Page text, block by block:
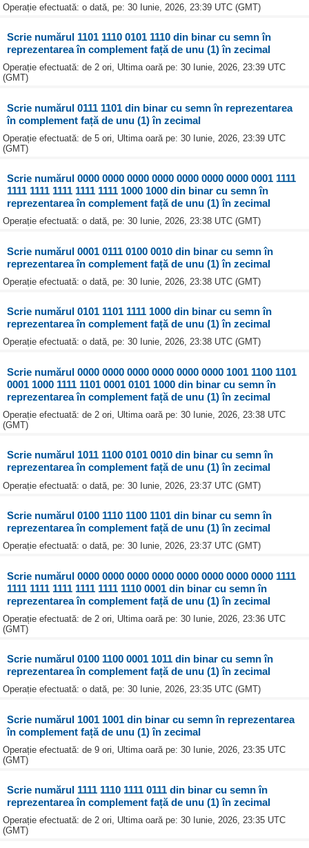
Operație efectuată: o dată, pe: 30 Iunie, 2026, 23:39 UTC (GMT)
Scrie numărul 1101 1110 0101 1110 din binar cu semn în
reprezentarea în complement față de unu (1) în zecimal
Operație efectuată: de 2 ori, Ultima oară pe: 30 Iunie, 2026, 23:39 UTC
(GMT)
Scrie numărul 0111 1101 din binar cu semn în reprezentarea
în complement față de unu (1) în zecimal
Operație efectuată: de 5 ori, Ultima oară pe: 30 Iunie, 2026, 23:39 UTC
(GMT)
Scrie numărul 0000 0000 0000 0000 0000 0000 0000 0001 1111
1111 1111 1111 1111 1111 1000 1000 din binar cu semn în
reprezentarea în complement față de unu (1) în zecimal
Operație efectuată: o dată, pe: 30 Iunie, 2026, 23:38 UTC (GMT)
Scrie numărul 0001 0111 0100 0010 din binar cu semn în
reprezentarea în complement față de unu (1) în zecimal
Operație efectuată: o dată, pe: 30 Iunie, 2026, 23:38 UTC (GMT)
Scrie numărul 0101 1101 1111 1000 din binar cu semn în
reprezentarea în complement față de unu (1) în zecimal
Operație efectuată: o dată, pe: 30 Iunie, 2026, 23:38 UTC (GMT)
Scrie numărul 0000 0000 0000 0000 0000 0000 1001 1100 1101
0001 1000 1111 1101 0001 0101 1000 din binar cu semn în
reprezentarea în complement față de unu (1) în zecimal
Operație efectuată: de 2 ori, Ultima oară pe: 30 Iunie, 2026, 23:38 UTC
(GMT)
Scrie numărul 1011 1100 0101 0010 din binar cu semn în
reprezentarea în complement față de unu (1) în zecimal
Operație efectuată: o dată, pe: 30 Iunie, 2026, 23:37 UTC (GMT)
Scrie numărul 0100 1110 1100 1101 din binar cu semn în
reprezentarea în complement față de unu (1) în zecimal
Operație efectuată: o dată, pe: 30 Iunie, 2026, 23:37 UTC (GMT)
Scrie numărul 0000 0000 0000 0000 0000 0000 0000 0000 1111
1111 1111 1111 1111 1111 1110 0001 din binar cu semn în
reprezentarea în complement față de unu (1) în zecimal
Operație efectuată: de 2 ori, Ultima oară pe: 30 Iunie, 2026, 23:36 UTC
(GMT)
Scrie numărul 0100 1100 0001 1011 din binar cu semn în
reprezentarea în complement față de unu (1) în zecimal
Operație efectuată: o dată, pe: 30 Iunie, 2026, 23:35 UTC (GMT)
Scrie numărul 1001 1001 din binar cu semn în reprezentarea
în complement față de unu (1) în zecimal
Operație efectuată: de 9 ori, Ultima oară pe: 30 Iunie, 2026, 23:35 UTC
(GMT)
Scrie numărul 1111 1110 1111 0111 din binar cu semn în
reprezentarea în complement față de unu (1) în zecimal
Operație efectuată: de 2 ori, Ultima oară pe: 30 Iunie, 2026, 23:35 UTC
(GMT)